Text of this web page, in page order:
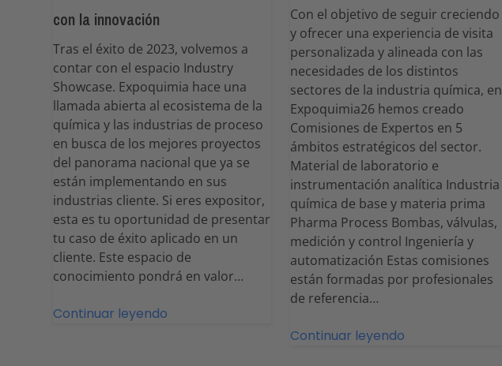
con la innovación
Tras el éxito de 2023, volvemos a
contar con el espacio Industry
Showcase. Expoquimia hace una
llamada abierta al ecosistema de la
química y las industrias de proceso
en busca de los mejores proyectos
del panorama nacional que ya se
están implementando en sus
industrias cliente. Si eres expositor,
esta es tu oportunidad de presentar
tu caso de éxito aplicado en un
cliente. Este espacio de
conocimiento pondrá en valor…
Continuar leyendo
Con el objetivo de seguir creciendo
y ofrecer una experiencia de visita
personalizada y alineada con las
necesidades de los distintos
sectores de la industria química, en
Expoquimia26 hemos creado
Comisiones de Expertos en 5
ámbitos estratégicos del sector.
Material de laboratorio e
instrumentación analítica Industria
química de base y materia prima
Pharma Process Bombas, válvulas,
medición y control Ingeniería y
automatización Estas comisiones
están formadas por profesionales
de referencia…
Continuar leyendo